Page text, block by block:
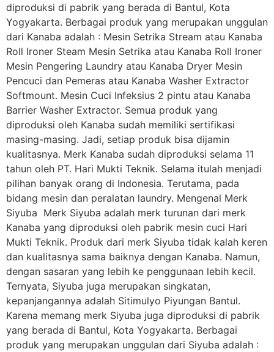
diproduksi di pabrik yang berada di Bantul, Kota
Yogyakarta. Berbagai produk yang merupakan unggulan
dari Kanaba adalah : Mesin Setrika Stream atau Kanaba
Roll Ironer Steam Mesin Setrika atau Kanaba Roll Ironer
Mesin Pengering Laundry atau Kanaba Dryer Mesin
Pencuci dan Pemeras atau Kanaba Washer Extractor
Softmount. Mesin Cuci Infeksius 2 pintu atau Kanaba
Barrier Washer Extractor. Semua produk yang
diproduksi oleh Kanaba sudah memiliki sertifikasi
masing-masing. Jadi, setiap produk bisa dijamin
kualitasnya. Merk Kanaba sudah diproduksi selama 11
tahun oleh PT. Hari Mukti Teknik. Selama itulah menjadi
pilihan banyak orang di Indonesia. Terutama, pada
bidang mesin dan peralatan laundry. Mengenal Merk
Siyuba Merk Siyuba adalah merk turunan dari merk
Kanaba yang diproduksi oleh pabrik mesin cuci Hari
Mukti Teknik. Produk dari merk Siyuba tidak kalah keren
dan kualitasnya sama baiknya dengan Kanaba. Namun,
dengan sasaran yang lebih ke penggunaan lebih kecil.
Ternyata, Siyuba juga merupakan singkatan,
kepanjangannya adalah Sitimulyo Piyungan Bantul.
Karena memang merk Siyuba juga diproduksi di pabrik
yang berada di Bantul, Kota Yogyakarta. Berbagai
produk yang merupakan unggulan dari Siyuba adalah :